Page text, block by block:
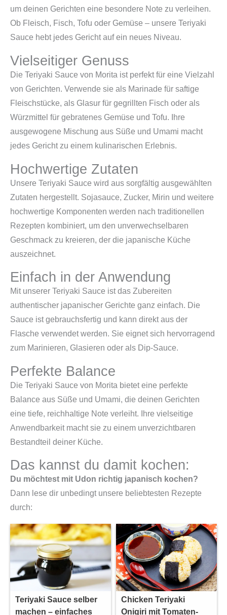
um deinen Gerichten eine besondere Note zu verleihen.
Ob Fleisch, Fisch, Tofu oder Gemüse – unsere Teriyaki
Sauce hebt jedes Gericht auf ein neues Niveau.
Vielseitiger Genuss
Die Teriyaki Sauce von Morita ist perfekt für eine Vielzahl
von Gerichten. Verwende sie als Marinade für saftige
Fleischstücke, als Glasur für gegrillten Fisch oder als
Würzmittel für gebratenes Gemüse und Tofu. Ihre
ausgewogene Mischung aus Süße und Umami macht
jedes Gericht zu einem kulinarischen Erlebnis.
Hochwertige Zutaten
Unsere Teriyaki Sauce wird aus sorgfältig ausgewählten
Zutaten hergestellt. Sojasauce, Zucker, Mirin und weitere
hochwertige Komponenten werden nach traditionellen
Rezepten kombiniert, um den unverwechselbaren
Geschmack zu kreieren, der die japanische Küche
auszeichnet.
Einfach in der Anwendung
Mit unserer Teriyaki Sauce ist das Zubereiten
authentischer japanischer Gerichte ganz einfach. Die
Sauce ist gebrauchsfertig und kann direkt aus der
Flasche verwendet werden. Sie eignet sich hervorragend
zum Marinieren, Glasieren oder als Dip-Sauce.
Perfekte Balance
Die Teriyaki Sauce von Morita bietet eine perfekte
Balance aus Süße und Umami, die deinen Gerichten
eine tiefe, reichhaltige Note verleiht. Ihre vielseitige
Anwendbarkeit macht sie zu einem unverzichtbaren
Bestandteil deiner Küche.
Das kannst du damit kochen:
Du möchtest mit Udon richtig japanisch kochen?
Dann lese dir unbedingt unsere beliebtesten Rezepte
durch:
Teriyaki Sauce selber
machen – einfaches
Chicken Teriyaki
Onigiri mit Tomaten-